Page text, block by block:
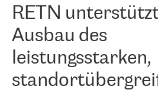
RETN
Ausbau des
leistungsstarken,